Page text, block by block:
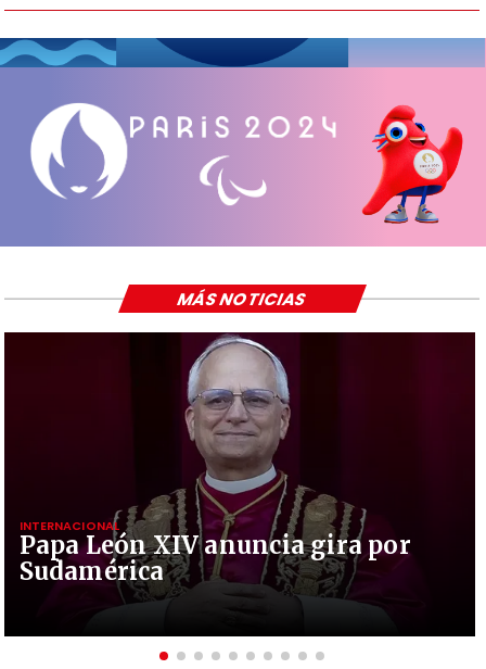
Papa León XIV anuncia gira por
Sudamérica
INTERNACIONAL
MÁS NOTICIAS